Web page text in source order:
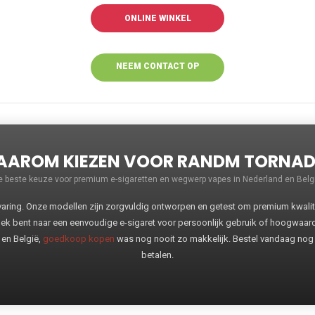
ONLINE WINKEL
NEEM CONTACT OP
KIEZEN VOOR RANDM
beste keuze voor premium e-sigaretten en wegwerp vapes in Nederland en
Onze modellen zijn zorgvuldig ontworpen en getest om premium
bent naar een eenvoudige e-sigaret voor persoonlijk gebruik of
België, goedkoop kopen was nog nooit zo makkelijk. Bestel vandaag
betalen.